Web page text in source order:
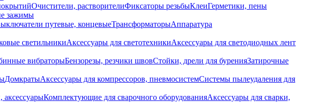
Очистители, растворителиФиксаторы резьбыКлеиГерметики, пены
зажимы
путевые, концевыеТрансформаторыАппаратура
светильникиАксессуары для светотехникиАксессуары для светодиодных лент
вибраторыБензорезы, резчики швовСтойки, дрели для буренияЗатирочные
ДомкратыАксессуары для компрессоров, пневмосистемСистемы пылеудаления для
аксессуарыКомплектующие для сварочного оборудованияАксессуары для сварки,